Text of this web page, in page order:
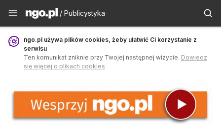
Publicystyka - ngo.pl
/ Publicystyka
ngo.pl używa plików cookies, żeby ułatwić Ci korzystanie z
serwisu
Ten komunikat zniknie przy Twojej następnej wizycie. Dowiedz
się więcej o plikach cookies